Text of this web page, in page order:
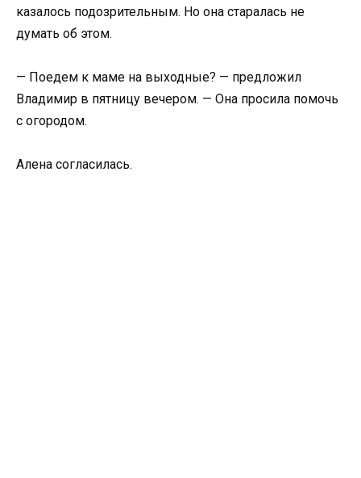
казалось подозрительным. Но она старалась не
думать об этом.
— Поедем к маме на выходные? — предложил
Владимир в пятницу вечером. — Она просила помочь
с огородом.
Алена согласилась.